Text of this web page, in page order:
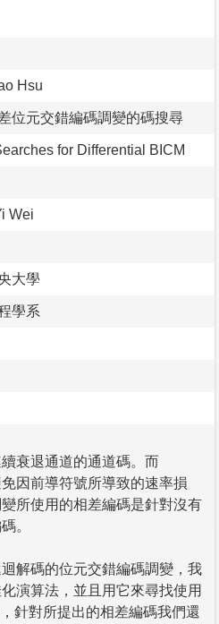
Hsu
位元交錯編碼調變的碼搜尋
for Differential BICM
Wei
大學
學系
衰退通道的通道碼。而
因前導符號所導致的速率損
所使用的相差編碼是針對沒有
。
解碼的位元交錯編碼調變，我
演算法，並且用它來尋找使用
針對所提出的相差編碼我們還